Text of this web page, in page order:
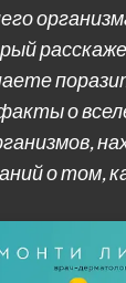
о
о том,